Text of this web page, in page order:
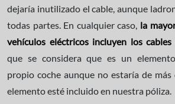
dejaría inutilizado el cable, aunque
todas partes. En cualquier caso, la
vehículos eléctricos incluyen los
que se considera que es un
propio coche aunque no estaría de
elemento esté incluido en nuestra póliza.